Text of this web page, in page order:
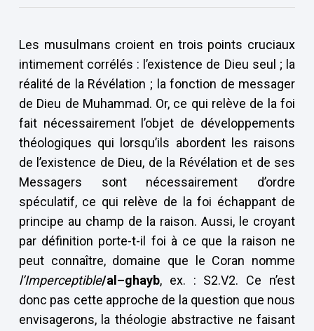
Les musulmans croient en trois points cruciaux
intimement corrélés : l’existence de Dieu seul ; la
réalité de la Révélation ; la fonction de messager
de Dieu de Muhammad. Or, ce qui relève de la foi
fait nécessairement l’objet de développements
théologiques qui lorsqu’ils abordent les raisons
de l’existence de Dieu, de la Révélation et de ses
Messagers sont nécessairement d’ordre
spéculatif, ce qui relève de la foi échappant de
principe au champ de la raison. Aussi, le croyant
par définition porte-t-il foi à ce que la raison ne
peut connaître, domaine que le Coran nomme
l’Imperceptible/al–ghayb, ex. : S2.V2. Ce n’est
donc pas cette approche de la question que nous
envisagerons, la théologie abstractive ne faisant